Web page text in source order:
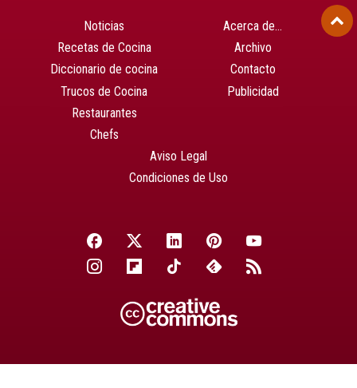
Noticias
Recetas de Cocina
Diccionario de cocina
Trucos de Cocina
Restaurantes
Chefs
Acerca de…
Archivo
Contacto
Publicidad
Aviso Legal
Condiciones de Uso